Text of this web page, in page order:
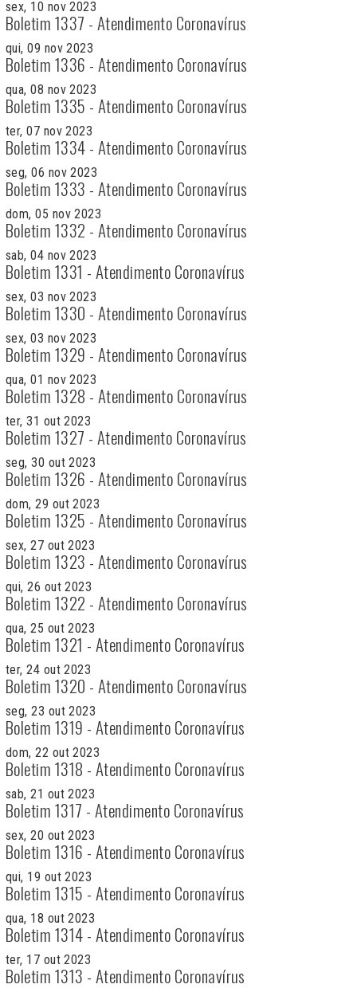
sex, 10 nov 2023
Boletim 1337 - Atendimento Coronavírus
qui, 09 nov 2023
Boletim 1336 - Atendimento Coronavírus
qua, 08 nov 2023
Boletim 1335 - Atendimento Coronavírus
ter, 07 nov 2023
Boletim 1334 - Atendimento Coronavírus
seg, 06 nov 2023
Boletim 1333 - Atendimento Coronavírus
dom, 05 nov 2023
Boletim 1332 - Atendimento Coronavírus
sab, 04 nov 2023
Boletim 1331 - Atendimento Coronavírus
sex, 03 nov 2023
Boletim 1330 - Atendimento Coronavírus
sex, 03 nov 2023
Boletim 1329 - Atendimento Coronavírus
qua, 01 nov 2023
Boletim 1328 - Atendimento Coronavírus
ter, 31 out 2023
Boletim 1327 - Atendimento Coronavírus
seg, 30 out 2023
Boletim 1326 - Atendimento Coronavírus
dom, 29 out 2023
Boletim 1325 - Atendimento Coronavírus
sex, 27 out 2023
Boletim 1323 - Atendimento Coronavírus
qui, 26 out 2023
Boletim 1322 - Atendimento Coronavírus
qua, 25 out 2023
Boletim 1321 - Atendimento Coronavírus
ter, 24 out 2023
Boletim 1320 - Atendimento Coronavírus
seg, 23 out 2023
Boletim 1319 - Atendimento Coronavírus
dom, 22 out 2023
Boletim 1318 - Atendimento Coronavírus
sab, 21 out 2023
Boletim 1317 - Atendimento Coronavírus
sex, 20 out 2023
Boletim 1316 - Atendimento Coronavírus
qui, 19 out 2023
Boletim 1315 - Atendimento Coronavírus
qua, 18 out 2023
Boletim 1314 - Atendimento Coronavírus
ter, 17 out 2023
Boletim 1313 - Atendimento Coronavírus